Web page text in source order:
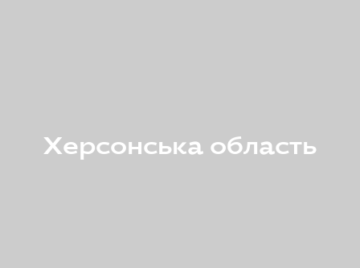
Херсонська область